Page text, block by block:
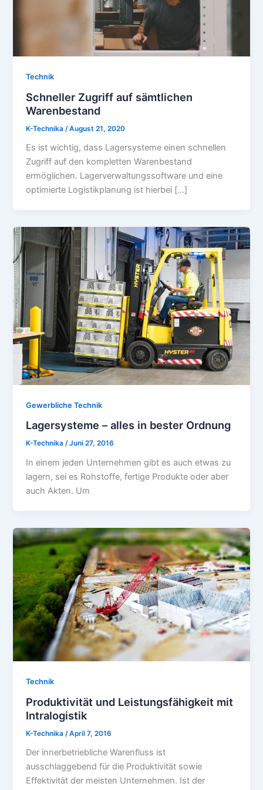
Technik
Schneller Zugriff auf sämtlichen
Warenbestand
K-Technika /August 21, 2020
Es ist wichtig, dass Lagersysteme einen schnellen
Zugriff auf den kompletten Warenbestand
ermöglichen. Lagerverwaltungssoftware und eine
optimierte Logistikplanung ist hierbei […]
Gewerbliche Technik
Lagersysteme – alles in bester Ordnung
K-Technika/Juni 27, 2016
In einem jeden Unternehmen gibt es auch etwas zu
lagern, sei es Rohstoffe, fertige Produkte oder aber
auch Akten. Um
Technik
Produktivität und Leistungsfähigkeit mit
Intralogistik
K-Technika /April 7, 2016
Der innerbetriebliche Warenfluss ist
ausschlaggebend für die Produktivität sowie
Effektivität der meisten Unternehmen. Ist der